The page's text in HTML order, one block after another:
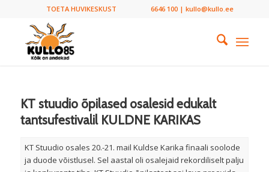
TOETA HUVIKESKUST 6646 100 | kullo@kullo.ee
KT stuudio õpilased osalesid edukalt
tantsufestivalil KULDNE KARIKAS
KT Stuudio osales 20.-21. mail Kuldse Karika finaali soolode
ja duode võistlusel. Sel aastal oli osalejaid rekordiliselt palju